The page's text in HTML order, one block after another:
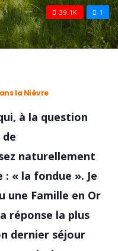
1
39.1K
la Nièvre
à la question
de
naturellement
« la fondue ». Je
une Famille en Or
réponse la plus
dernier séjour